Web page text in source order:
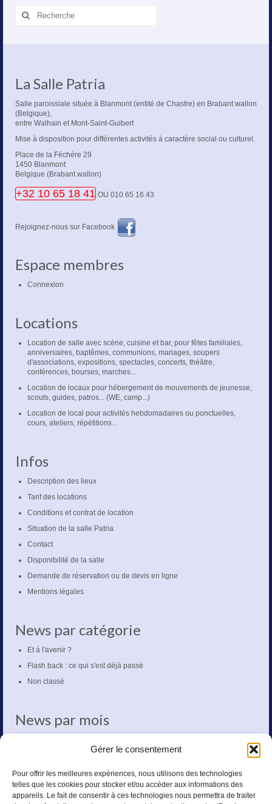
Gérer le consentement
Pour offrir les meilleures expériences, nous utilisons des technologies
telles que les cookies pour stocker et/ou accéder aux informations des
appareils. Le fait de consentir à ces technologies nous permettra de traiter
Rechercher
:
La Salle Patria
Salle paroissiale située à Blanmont (entité de Chastre) en Brabant wallon
(Belgique),
entre Walhain et Mont-Saint-Guibert
Mise à disposition pour différentes activités à caractère social ou culturel.
Place de la Féchère 29
1450 Blanmont
Belgique (Brabant wallon)
+32 10 65 18 41 OU 010 65 16 43
Rejoignez-nous sur Facebook
Espace membres
Connexion
Locations
Location de salle avec scène, cuisine et bar, pour fêtes familiales,
anniversaires, baptêmes, communions, mariages, soupers
d'associations, expositions, spectacles, concerts, théâtre,
conférences, bourses, marches...
Location de locaux pour hébergement de mouvements de jeunesse,
scouts, guides, patros... (WE, camp...)
Location de local pour activités hebdomadaires ou ponctuelles,
cours, ateliers, répétitions...
Infos
Description des lieux
Tarif des locations
Conditions et contrat de location
Situation de la salle Patria
Contact
Disponibilité de la salle
Demande de réservation ou de devis en ligne
Mentions légales
News par catégorie
Et à l'avenir ?
Flash back : ce qui s'est déjà passé
Non classé
News par mois
mai 2018
novembre 2017